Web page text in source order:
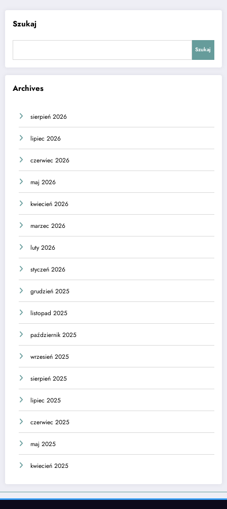
Szukaj
Szukaj
Archives
sierpień 2026
lipiec 2026
czerwiec 2026
maj 2026
kwiecień 2026
marzec 2026
luty 2026
styczeń 2026
grudzień 2025
listopad 2025
październik 2025
wrzesień 2025
sierpień 2025
lipiec 2025
czerwiec 2025
maj 2025
kwiecień 2025